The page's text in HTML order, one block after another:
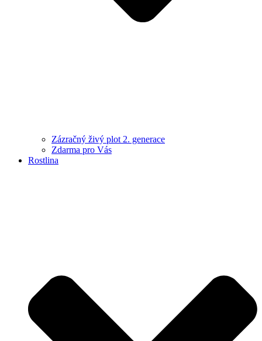
Zázračný živý plot 2. generace
Zdarma pro Vás
Rostlina